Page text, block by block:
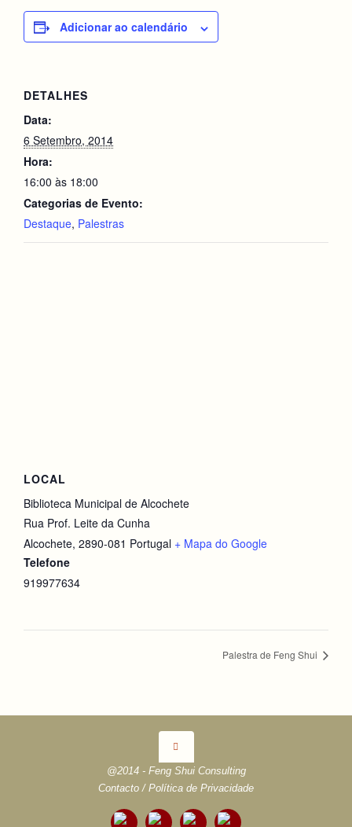
Adicionar ao calendário
DETALHES
Data:
6 Setembro, 2014
Hora:
16:00 às 18:00
Categorias de Evento:
Destaque, Palestras
LOCAL
Biblioteca Municipal de Alcochete
Rua Prof. Leite da Cunha
Alcochete, 2890-081 Portugal + Mapa do Google
Telefone
919977634
Palestra de Feng Shui
@2014 - Feng Shui Consulting
Contacto / Política de Privacidade